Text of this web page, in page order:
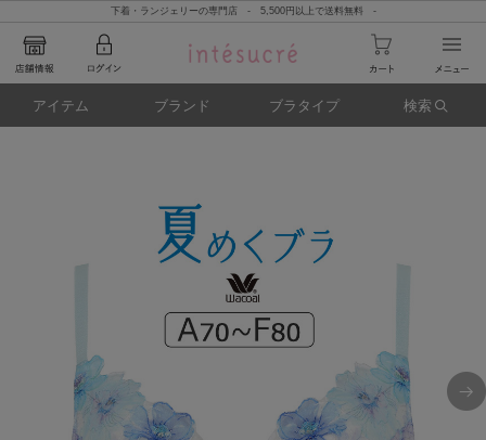
下着・ランジェリーの専門店 - 5,500円以上で送料無料 -
アイテム ブランド ブラタイプ 検索